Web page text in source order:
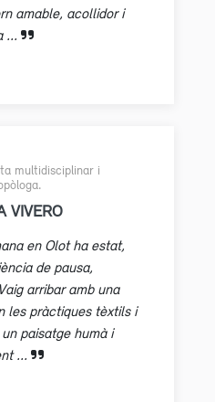
amable, acollidor i
...
multidisciplinar i
VIVERO
en Olot ha estat,
de pausa,
arribar amb una
les pràctiques tèxtils i
paisatge humà i
...